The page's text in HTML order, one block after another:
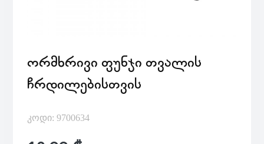
ᲝᲠᲛᲮᲠᲘᲕᲘ ᲤᲣᲜᲯᲘ ᲗᲕᲐᲚᲘᲡ
ᲩᲠᲓᲘᲚᲔᲑᲘᲡᲗᲕᲘᲡ
კოდი: 9700634